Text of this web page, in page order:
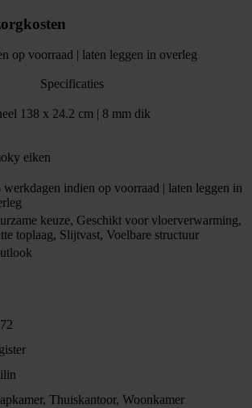
op voorraad | laten leggen in overleg
Specificaties
138 x 24.2 cm | 8 mm dik
eiken
werkdagen indien op voorraad | laten leggen in
keuze, Geschikt voor vloerverwarming,
toplaag, Slijtvast, Voelbare structuur
Thuiskantoor, Woonkamer